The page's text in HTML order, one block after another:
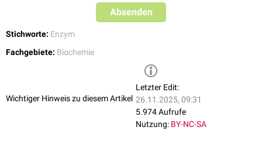
Absenden
Stichworte: Enzym
Fachgebiete: Biochemie
Wichtiger Hinweis zu diesem Artikel
Letzter Edit:
26.11.2025, 09:31
5.974 Aufrufe
Nutzung: BY-NC-SA